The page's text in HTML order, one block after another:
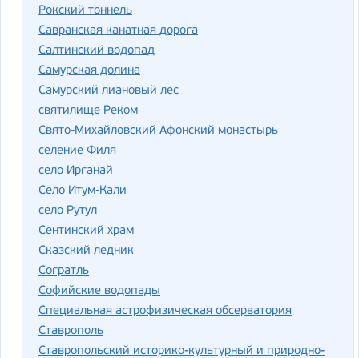
Рокский тоннель
Савранская канатная дорога
Салтинский водопад
Самурская долина
Самурский лиановый лес
святилище Реком
Свято-Михайловский Афонский монастырь
селение Филя
село Ирганай
Село Итум-Кали
село Рутул
Сентинский храм
Сказский ледник
Согратль
Софийские водопады
Специальная астрофизическая обсерватория
Ставрополь
Ставропольский историко-культурный и природно-